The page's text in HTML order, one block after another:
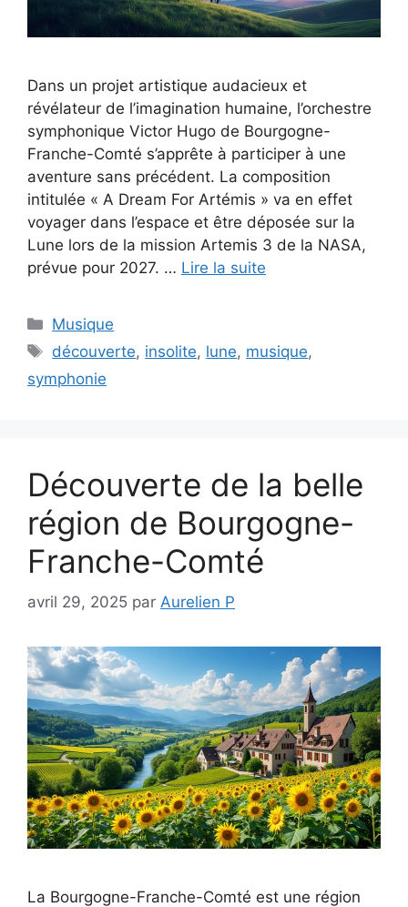
Dans un projet artistique audacieux et
révélateur de l’imagination humaine, l’orchestre
symphonique Victor Hugo de Bourgogne-
Franche-Comté s’apprête à participer à une
aventure sans précédent. La composition
intitulée « A Dream For Artémis » va en effet
voyager dans l’espace et être déposée sur la
Lune lors de la mission Artemis 3 de la NASA,
prévue pour 2027. … Lire la suite
Catégories
Musique
Étiquettes
découverte, insolite, lune, musique,
symphonie
Découverte de la belle
région de Bourgogne-
Franche-Comté
avril 29, 2025 par Aurelien P
La Bourgogne-Franche-Comté est une région